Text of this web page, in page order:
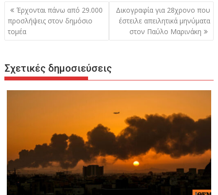
Πλοήγηση
άρθρων
Έρχονται πάνω από 29.000
προσλήψεις στον δημόσιο
τομέα
Δικογραφία για 28χρονο που
έστειλε απειλητικά μηνύματα
στον Παύλο Μαρινάκη
Σχετικές δημοσιεύσεις